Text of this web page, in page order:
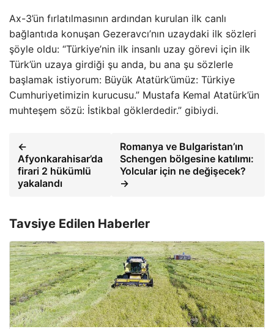
Ax-3’ün fırlatılmasının ardından kurulan ilk canlı
bağlantıda konuşan Gezeravcı’nın uzaydaki ilk sözleri
şöyle oldu: “Türkiye’nin ilk insanlı uzay görevi için ilk
Türk’ün uzaya girdiği şu anda, bu ana şu sözlerle
başlamak istiyorum: Büyük Atatürk’ümüz: Türkiye
Cumhuriyetimizin kurucusu.” Mustafa Kemal Atatürk’ün
muhteşem sözü: İstikbal göklerdedir.” gibiydi.
←
Afyonkarahisar’da
firari 2 hükümlü
yakalandı
Romanya ve Bulgaristan’ın
Schengen bölgesine katılımı:
Yolcular için ne değişecek?
→
Tavsiye Edilen Haberler